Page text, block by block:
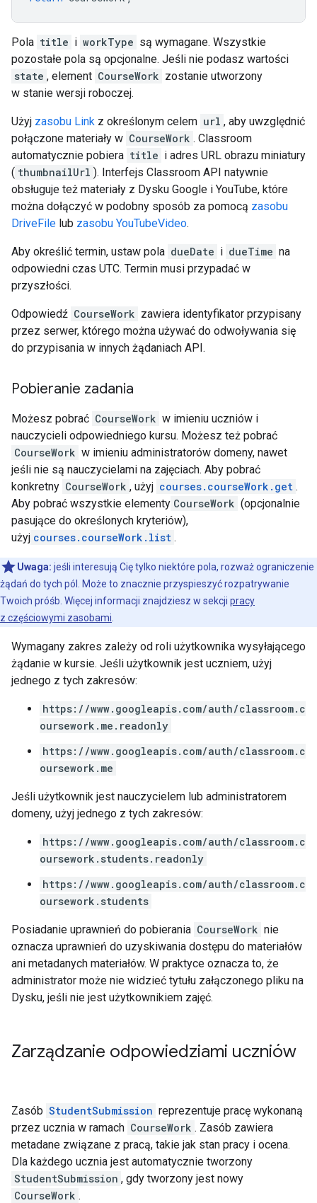
Pola title i workType są wymagane. Wszystkie
pozostałe pola są opcjonalne. Jeśli nie podasz wartości
state , element CourseWork zostanie utworzony
w stanie wersji roboczej.
Użyj zasobu Link z określonym celem url , aby uwzględnić
połączone materiały w CourseWork . Classroom
automatycznie pobiera title i adres URL obrazu miniatury
( thumbnailUrl ). Interfejs Classroom API natywnie
obsługuje też materiały z Dysku Google i YouTube, które
można dołączyć w podobny sposób za pomocą zasobu
DriveFile lub zasobu YouTubeVideo.
Aby określić termin, ustaw pola dueDate i dueTime na
odpowiedni czas UTC. Termin musi przypadać w
przyszłości.
Odpowiedź CourseWork zawiera identyfikator przypisany
przez serwer, którego można używać do odwoływania się
do przypisania w innych żądaniach API.
Pobieranie zadania
Możesz pobrać CourseWork w imieniu uczniów i
nauczycieli odpowiedniego kursu. Możesz też pobrać
CourseWork w imieniu administratorów domeny, nawet
jeśli nie są nauczycielami na zajęciach. Aby pobrać
konkretny CourseWork , użyj courses.courseWork.get .
Aby pobrać wszystkie elementy CourseWork (opcjonalnie
pasujące do określonych kryteriów),
użyj courses.courseWork.list .
Uwaga: jeśli interesują Cię tylko niektóre pola, rozważ ograniczenie
żądań do tych pól. Może to znacznie przyspieszyć rozpatrywanie
Twoich próśb. Więcej informacji znajdziesz w sekcji pracy
z częściowymi zasobami
Wymagany zakres zależy od roli użytkownika wysyłającego
żądanie w kursie. Jeśli użytkownik jest uczniem, użyj
jednego z tych zakresów:
https://www.googleapis.com/auth/classroom.c
oursework.me.readonly
https://www.googleapis.com/auth/classroom.c
oursework.me
Jeśli użytkownik jest nauczycielem lub administratorem
domeny, użyj jednego z tych zakresów:
https://www.googleapis.com/auth/classroom.c
oursework.students.readonly
https://www.googleapis.com/auth/classroom.c
oursework.students
Posiadanie uprawnień do pobierania CourseWork nie
oznacza uprawnień do uzyskiwania dostępu do materiałów
ani metadanych materiałów. W praktyce oznacza to, że
administrator może nie widzieć tytułu załączonego pliku na
Dysku, jeśli nie jest użytkownikiem zajęć.
Zarządzanie odpowiedziami uczniów
Zasób StudentSubmission reprezentuje pracę wykonaną
przez ucznia w ramach CourseWork . Zasób zawiera
metadane związane z pracą, takie jak stan pracy i ocena.
Dla każdego ucznia jest automatycznie tworzony
StudentSubmission , gdy tworzony jest nowy
CourseWork .